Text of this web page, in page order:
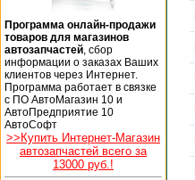
Программа онлайн-продажи
товаров для магазинов
автозапчастей , сбор
информации о заказах Ваших
клиентов через Интернет.
Программа работает в связке
с ПО АвтоМагазин 10 и
АвтоПредприятие 10
АвтоСофт
>>Купить Интернет-Магазин
автозапчастей всего за
13000 руб.!